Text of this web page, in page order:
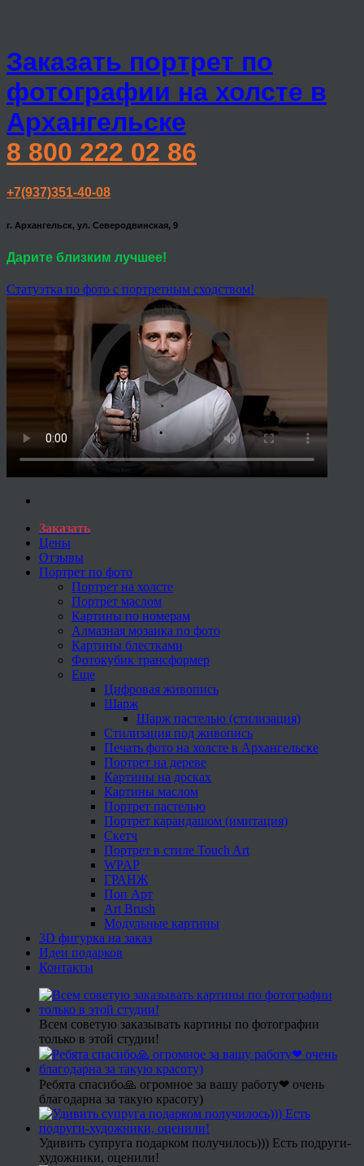
Заказать портрет по
фотографии на холсте в
Архангельске
8 800 222 02 86
+7(937)351-40-08
г. Архангельск, ул. Северодвинская, 9
Дарите близким лучшее!
Статуэтка по фото с портретным сходством!
Заказать
Цены
Отзывы
Портрет по фото
Портрет на холсте
Портрет маслом
Картины по номерам
Алмазная мозаика по фото
Картины блестками
Фотокубик трансформер
Еще
Цифровая живопись
Шарж
Шарж пастелью (стилизация)
Стилизация под живопись
Печать фото на холсте в Архангельске
Портрет на дереве
Картины на досках
Картины маслом
Портрет пастелью
Портрет карандашом (имитация)
Скетч
Портрет в стиле Touch Art
WPAP
ГРАНЖ
Поп Арт
Art Brush
Модульные картины
3D фигурка на заказ
Идеи подарков
Контакты
Всем советую заказывать картины по фотографии
только в этой студии!
Ребята спасибо🙏 огромное за вашу работу❤ очень
благодарна за такую красоту)
Удивить супруга подарком получилось))) Есть подруги-
художники, оценили!